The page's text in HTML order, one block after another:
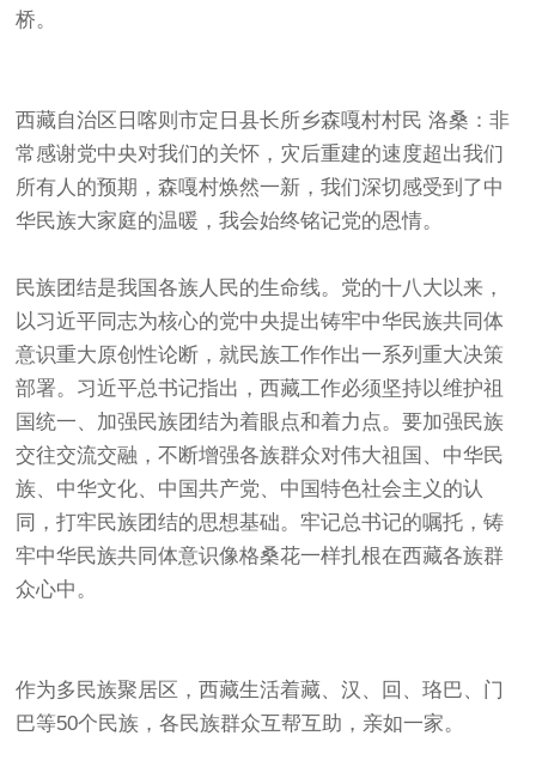
桥。
西藏自治区日喀则市定日县长所乡森嘎村村民 洛桑：非
常感谢党中央对我们的关怀，灾后重建的速度超出我们
所有人的预期，森嘎村焕然一新，我们深切感受到了中
华民族大家庭的温暖，我会始终铭记党的恩情。
民族团结是我国各族人民的生命线。党的十八大以来，
以习近平同志为核心的党中央提出铸牢中华民族共同体
意识重大原创性论断，就民族工作作出一系列重大决策
部署。习近平总书记指出，西藏工作必须坚持以维护祖
国统一、加强民族团结为着眼点和着力点。要加强民族
交往交流交融，不断增强各族群众对伟大祖国、中华民
族、中华文化、中国共产党、中国特色社会主义的认
同，打牢民族团结的思想基础。牢记总书记的嘱托，铸
牢中华民族共同体意识像格桑花一样扎根在西藏各族群
众心中。
作为多民族聚居区，西藏生活着藏、汉、回、珞巴、门
巴等50个民族，各民族群众互帮互助，亲如一家。